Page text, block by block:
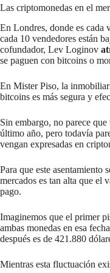
Las criptomonedas en el
En Londres, donde es cada
cada 10 vendedores están
cofundador, Lev Loginov
se paguen con bitcoins o
En Mister Piso, la
bitcoins es más segura y
Sin embargo, no parece
último año, pero todavía
vengan expresadas en
Para que este
mercados es tan alta que el
pago.
Imaginemos que el primer
ambas monedas en esa
después es de 421.880
Mientras esta fluctuación